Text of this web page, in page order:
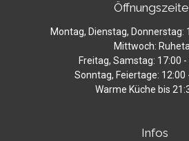
Montag, Dienstag, Donnerstag:
Mittwoch:
Freitag, Samstag: 17:00 -
Sonntag, Feiertage: 12:00
Warme Küche bis
Infos